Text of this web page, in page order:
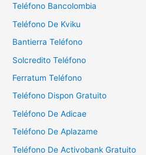
Teléfono Bancolombia
Teléfono De Kviku
Bantierra Teléfono
Solcredito Teléfono
Ferratum Teléfono
Teléfono Dispon Gratuito
Teléfono De Adicae
Teléfono De Aplazame
Teléfono De Activobank Gratuito